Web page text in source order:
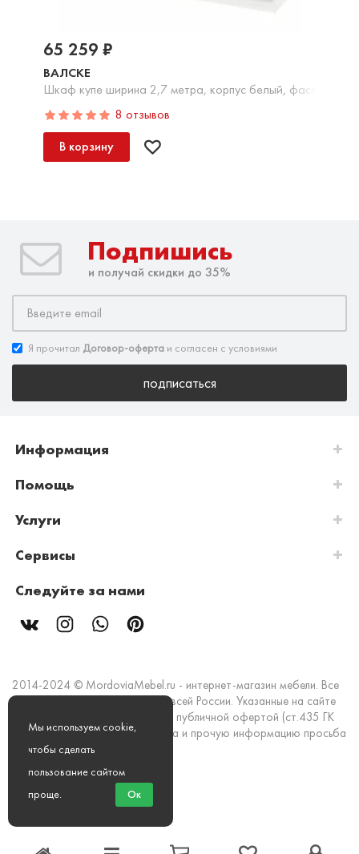
ВАЛСКЕ
Шкаф купе ширина 2,7 метра, корпус белый, фасад
65 259 ₽
8 отзывов
В корзину
Подпишись
и получай скидки до 35%
Я прочитал Договор-оферта и согласен с условиями
подписаться
Информация
Помощь
Услуги
Сервисы
Следуйте за нами
2014-2024 © MordoviaMebel.ru - интернет-магазин мебели. Все
права защищены. Доставка по всей России. Указанные на сайте
цены и информация не являются публичной офертой (ст.435 ГК
РФ). Стоимость, наличие товара и прочую информацию просьба
уточнять в офисах продаж.
Мы принимаем к оплате:
Мы используем cookie,
чтобы сделать
пользование сайтом
проще. Ок